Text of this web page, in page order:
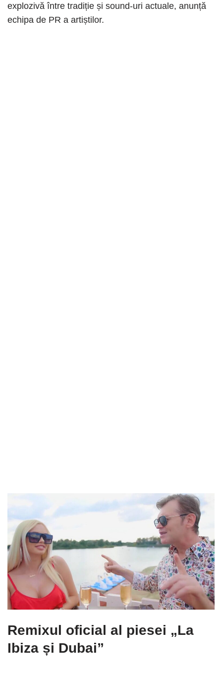
explozivă între tradiție și sound-uri actuale, anunță
echipa de PR a artiștilor.
Remixul oficial al piesei „La
Ibiza și Dubai”